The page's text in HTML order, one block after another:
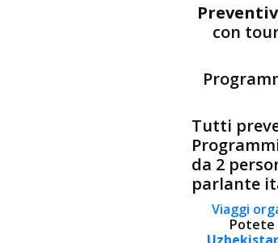
con
Tutti
da 2
parlante
Viaggi
Potete